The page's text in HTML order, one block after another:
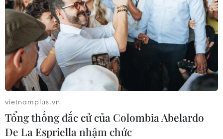
TIN LIÊN QUAN
vietnamplus.vn
Tổng thống đắc cử của Colombia Abelardo
De La Espriella nhậm chức